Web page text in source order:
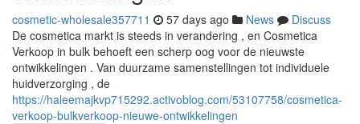
cosmetic-wholesale357711 57 days ago News
Discuss
De cosmetica markt is steeds in verandering , en Cosmetica
Verkoop in bulk behoeft een scherp oog voor de nieuwste
ontwikkelingen . Van duurzame samenstellingen tot individuele
huidverzorging , de
https://haleemajkvp715292.activoblog.com/53107758/cosmetica-
verkoop-bulkverkoop-nieuwe-ontwikkelingen